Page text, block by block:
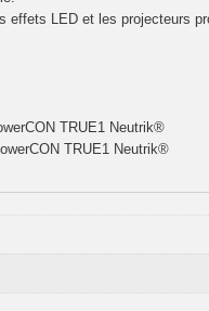
effets LED et les projecteurs
TRUE1 Neutrik®
TRUE1 Neutrik®